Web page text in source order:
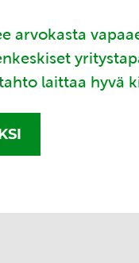
arvokasta
laittaa hyvä